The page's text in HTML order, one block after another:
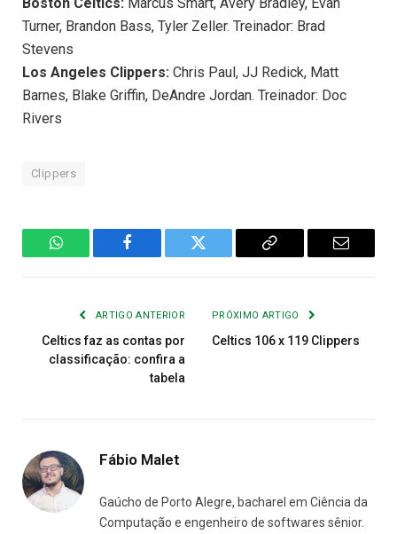
Turner, Brandon Bass, Tyler Zeller. Treinador: Brad
Stevens
Los Angeles Clippers: Chris Paul, JJ Redick, Matt
Barnes, Blake Griffin, DeAndre Jordan. Treinador: Doc
Rivers
Clippers
WhatsAppFacebook Twitter
Copiar
E-
ARTIGO ANTERIOR
Celtics faz as contas por
classificação: confira a
tabela
PRÓXIMO ARTIGO
Celtics 106 x 119 Clippers
Fábio Malet
Gaúcho de Porto Alegre, bacharel em Ciência da
Computação e engenheiro de softwares sênior.